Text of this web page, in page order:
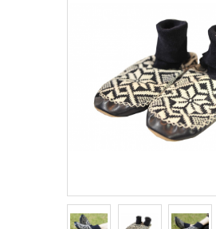
SACS ET ACCESSOIRES EN CUIR